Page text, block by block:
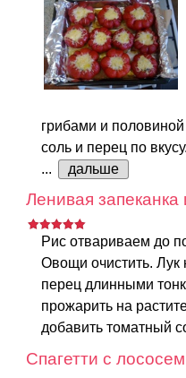
грибами и
соль и перец по
...
дальше
Ленивая
Рис отвариваем до
Овощи очистить. Лук
перец длинными
прожарить на
добавить томатный
Спагетти с